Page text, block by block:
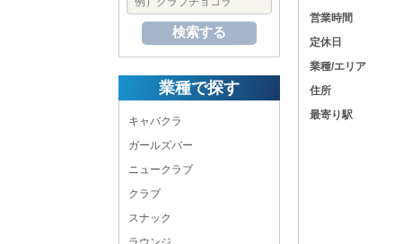
検索する
業種で探す
キャバクラ
ガールズバー
ニュークラブ
クラブ
スナック
営業時間
定休日
業種/エリア
住所
最寄り駅